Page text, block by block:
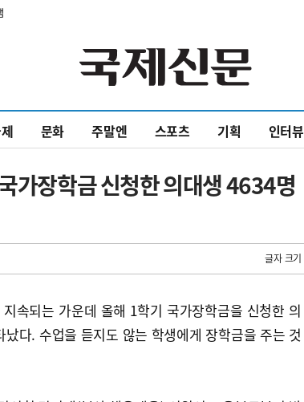
문화 주말엔 스포츠 기획 인터뷰
가장학금 신청한 의대생 4634명
글자 크기
속되는 가운데 올해 1학기 국가장학금을 신청한 의
다. 수업을 듣지도 않는 학생에게 장학금을 주는 것